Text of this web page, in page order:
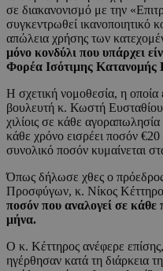
σε διακανονισμό με την
συγκεντρωθεί ικανοποιητικό
απώλεια χρήσης των
μόνο κονδύλι που υπάρχει
Φορέα Ισότιμης
Η σχετική νομοθεσία, η
βουλευτή κ. Κωστή
χιλίοις σε κάθε
κάθε χρόνο εισρέει ποσόν
συνολικό ποσόν κυμαίνεται
Όπως δήλωσε χθες ο πρόεδρος
Προσφύγων, κ. Νίκος
ποσόν που αναλογεί σε κάθε
μήνα.
Ο κ. Κέττηρος ανέφερε
ηγέρθησαν κατά τη διάρκεια